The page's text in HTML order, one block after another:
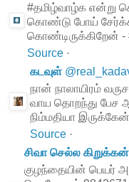
#தமிழ்வாழ்க என்று
கொண்டு போய்
கொண்டிருக்கிறேன்
Source ·
கடவுள் @
நான் நாலாயிரம்
வாய தொறந்து பேச
நிம்மதியா இருக்கேன்
Source ·
சிவா செல்ல கிறுக்கன்
குழந்தையின் பெயர்